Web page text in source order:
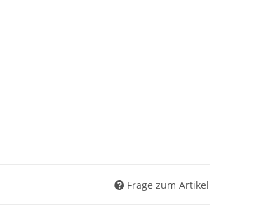
Frage zum Artikel